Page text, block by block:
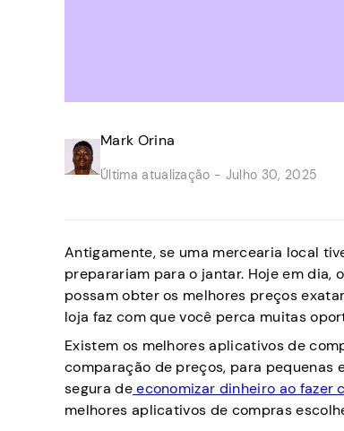
Mark Orina
Última atualização - Julho 30, 2025
Antigamente, se uma mercearia local
preparariam para o jantar. Hoje em
possam obter os melhores preços
loja faz com que você perca muitas
Existem os melhores aplicativos de
comparação de preços, para pequenas
segura deeconomizar dinheiro ao fazer
melhores aplicativos de compras